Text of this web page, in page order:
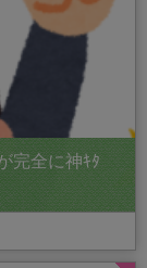
完全に神ｷﾀ